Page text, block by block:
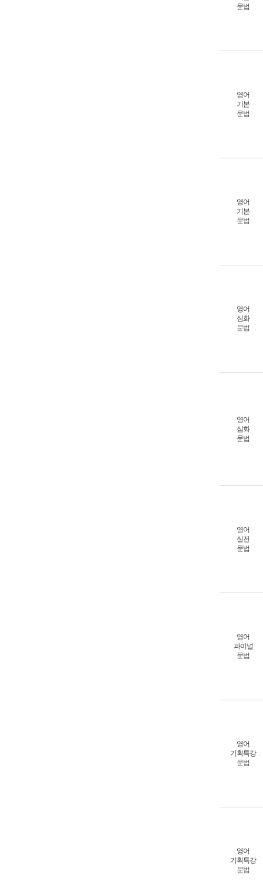
문법
영어
기본
문법
영어
기본
문법
영어
심화
문법
영어
심화
문법
영어
실전
문법
영어
파이널
문법
영어
기획특강
문법
영어
기획특강
문법